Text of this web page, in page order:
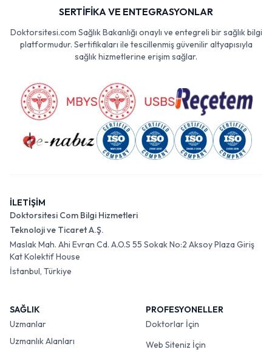
SERTİFİKA VE ENTEGRASYONLAR
Doktorsitesi.com Sağlık Bakanlığı onaylı ve entegreli bir sağlık bilgi
platformudur. Sertifikaları ile tescillenmiş güvenilir altyapısıyla
sağlık hizmetlerine erişim sağlar.
İLETİŞİM
Doktorsitesi Com Bilgi Hizmetleri
Teknoloji ve Ticaret A.Ş.
Maslak Mah. Ahi Evran Cd. A.O.S 55 Sokak No:2 Aksoy Plaza Giriş
Kat Kolektif House
İstanbul, Türkiye
SAĞLIK
Uzmanlar
Uzmanlık Alanları
PROFESYONELLER
Doktorlar İçin
Web Siteniz İçin